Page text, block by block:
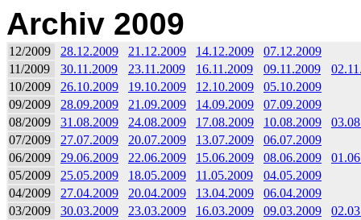
Archiv 2009
12/2009 28.12.2009 21.12.2009 14.12.2009
07.12.2009
11/2009
30.11.2009 23.11.2009 16.11.2009 09.11.2009
10/2009
26.10.2009 19.10.2009 12.10.2009
05.10.2009
09/2009
28.09.2009 21.09.2009 14.09.2009
07.09.2009
08/2009
31.08.2009 24.08.2009 17.08.2009 10.08.2009
07/2009
27.07.2009 20.07.2009 13.07.2009
06.07.2009
06/2009
29.06.2009 22.06.2009 15.06.2009 08.06.2009
05/2009
25.05.2009 18.05.2009 11.05.2009
04.05.2009
04/2009
27.04.2009 20.04.2009 13.04.2009
06.04.2009
03/2009
30.03.2009 23.03.2009 16.03.2009 09.03.2009